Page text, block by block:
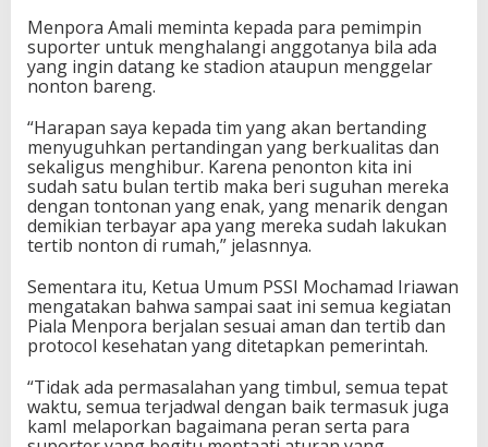
L
i
g
Menpora Amali meminta kepada para pemimpin
suporter untuk menghalangi anggotanya bila ada
yang ingin datang ke stadion ataupun menggelar
nonton bareng.
“Harapan saya kepada tim yang akan bertanding
menyuguhkan pertandingan yang berkualitas dan
sekaligus menghibur. Karena penonton kita ini
sudah satu bulan tertib maka beri suguhan mereka
dengan tontonan yang enak, yang menarik dengan
demikian terbayar apa yang mereka sudah lakukan
tertib nonton di rumah,” jelasnnya.
Sementara itu, Ketua Umum PSSI Mochamad Iriawan
mengatakan bahwa sampai saat ini semua kegiatan
Piala Menpora berjalan sesuai aman dan tertib dan
protocol kesehatan yang ditetapkan pemerintah.
“Tidak ada permasalahan yang timbul, semua tepat
waktu, semua terjadwal dengan baik termasuk juga
kamI melaporkan bagaimana peran serta para